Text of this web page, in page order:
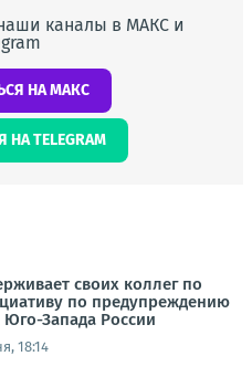
каналы в МАКС и
НА МАКС
TELEGRAM
своих коллег по
по предупреждению
Запада России
18:14